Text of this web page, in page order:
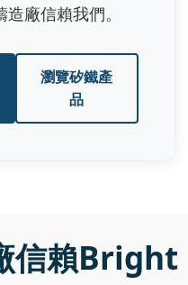
廠信賴我們。
瀏覽矽鐵產
品
信賴Bright